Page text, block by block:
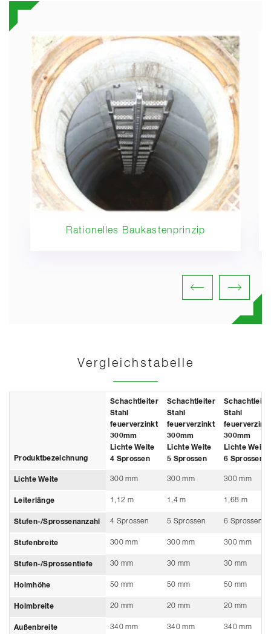
Rationelles Baukastenprinzip
Vergleichstabelle
Produktbezeichnung
Schachtleiter
Stahl
feuerverzinkt
300mm
Lichte Weite
4 Sprossen
Schachtleiter
Stahl
feuerverzinkt
300mm
Lichte Weite
5 Sprossen
Stahl
feuerverzinkt
300mm
Lichte Weite
6 Sprossen
Lichte Weite 300 mm 300 mm 300 mm
Leiterlänge 1,12 m 1,4 m 1,68 m
Stufen-/Sprossenanzahl 4 Sprossen 5 Sprossen 6 Sprossen
Stufenbreite 300 mm 300 mm 300 mm
Stufen-/Sprossentiefe 30 mm 30 mm 30 mm
Holmhöhe 50 mm 50 mm 50 mm
Holmbreite 20 mm 20 mm 20 mm
Außenbreite 340 mm 340 mm 340 mm